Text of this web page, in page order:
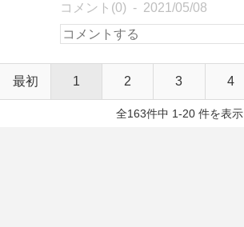
コメント(0) 2021/05/08
最初 1 2 3 4
全163件中 1-20 件を表示